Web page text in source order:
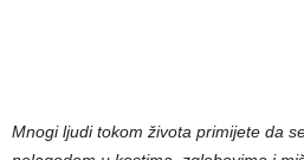
Mnogi ljudi tokom života primijete da